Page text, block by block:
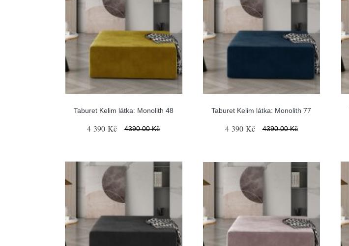
Taburet Kelim látka: Monolith 48
4 390 Kč 4390.00 Kč
Taburet Kelim látka: Monolith 77
4 390 Kč 4390.00 Kč